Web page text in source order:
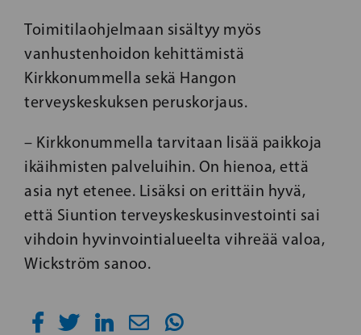
Toimitilaohjelmaan sisältyy myös
vanhustenhoidon kehittämistä
Kirkkonummella sekä Hangon
terveyskeskuksen peruskorjaus.
– Kirkkonummella tarvitaan lisää paikkoja
ikäihmisten palveluihin. On hienoa, että
asia nyt etenee. Lisäksi on erittäin hyvä,
että Siuntion terveyskeskusinvestointi sai
vihdoin hyvinvointialueelta vihreää valoa,
Wickström sanoo.